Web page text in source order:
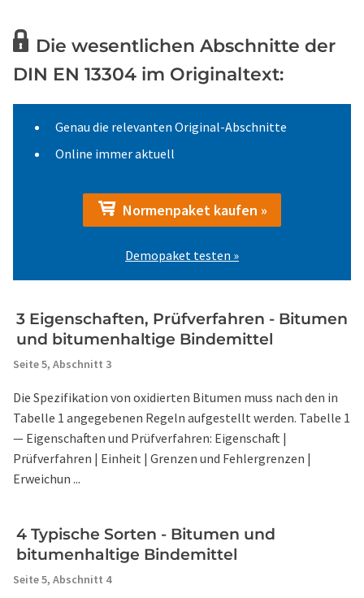
Die wesentlichen Abschnitte der
DIN EN 13304 im Originaltext:
Genau die relevanten Original-Abschnitte
Online immer aktuell
Normenpaket kaufen »
Demopaket testen »
3 Eigenschaften, Prüfverfahren - Bitumen
und bitumenhaltige Bindemittel
Seite 5, Abschnitt 3
Die Spezifikation von oxidierten Bitumen muss nach den in
Tabelle 1 angegebenen Regeln aufgestellt werden. Tabelle 1
— Eigenschaften und Prüfverfahren: Eigenschaft |
Prüfverfahren | Einheit | Grenzen und Fehlergrenzen |
Erweichun ...
4 Typische Sorten - Bitumen und
bitumenhaltige Bindemittel
Seite 5, Abschnitt 4